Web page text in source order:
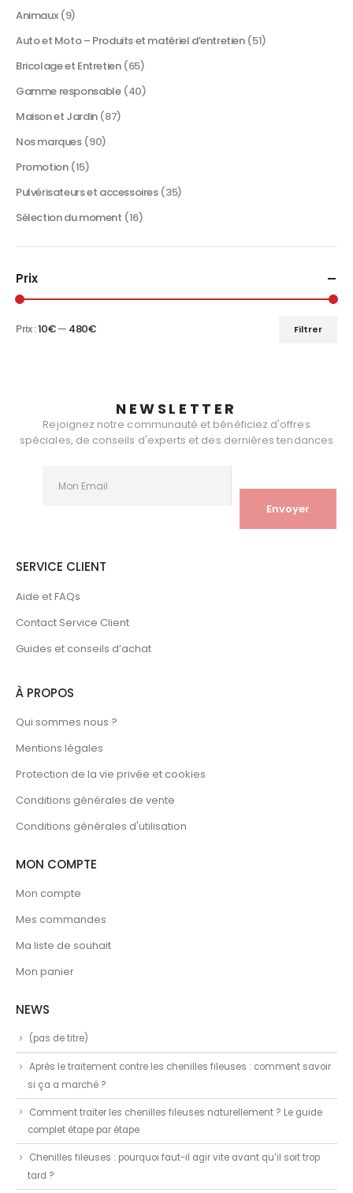
choisies
page
Animaux (9)
Auto et Moto – Produits et matériel d’entretien (51)
Bricolage et Entretien (65)
Gamme responsable (40)
Maison et Jardin (87)
Nos marques (90)
Promotion (15)
Pulvérisateurs et accessoires (35)
Sélection du moment (16)
Prix
Filtrer
Prix :10€— 480€
NEWSLETTER
Rejoignez notre communauté et bénéficiez d'offres
spéciales, de conseils d'experts et des dernières tendances
SERVICE CLIENT
Aide et FAQs
Contact Service Client
Guides et conseils d’achat
À PROPOS
Qui sommes nous ?
Mentions légales
Protection de la vie privée et cookies
Conditions générales de vente
Conditions générales d'utilisation
MON COMPTE
Mon compte
Mes commandes
Ma liste de souhait
Mon panier
NEWS
(pas de titre)
Après le traitement contre les chenilles fileuses : comment savoir
si ça a marché ?
Comment traiter les chenilles fileuses naturellement ? Le guide
complet étape par étape
Chenilles fileuses : pourquoi faut-il agir vite avant qu’il soit trop
tard ?